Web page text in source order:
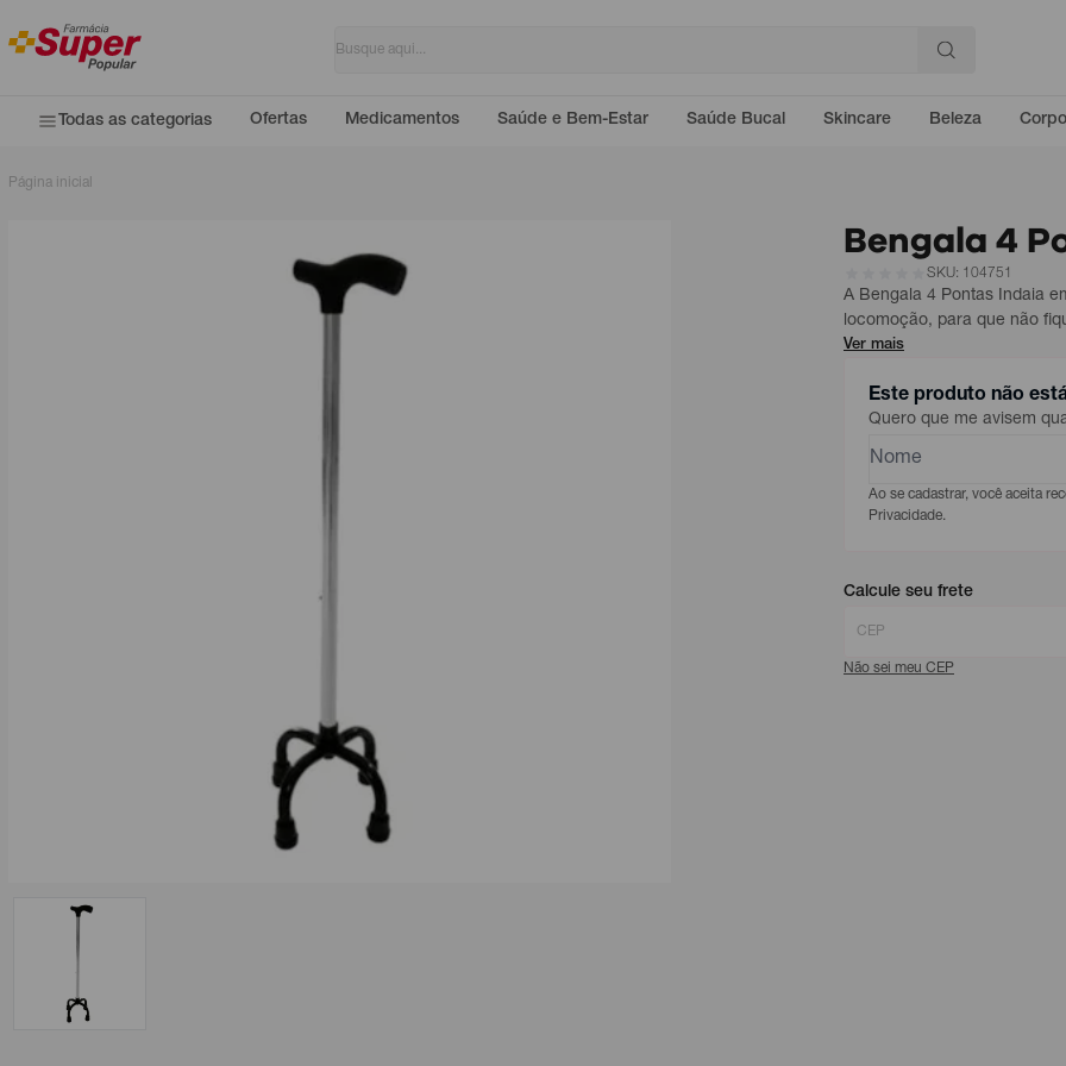
Todas as categorias Ofertas Medicamentos Saúde e Bem-Estar Saúde Bucal Skincare Beleza Corpo
Página inicial
Bengala 4
SKU: 104751
A Bengala 4 Pontas Indaia
locomoção, para que não
Ver mais
Este produto não
Quero que me avisem
Ao se cadastrar, você aceita
Privacidade.
Calcule seu frete
Não sei meu CEP